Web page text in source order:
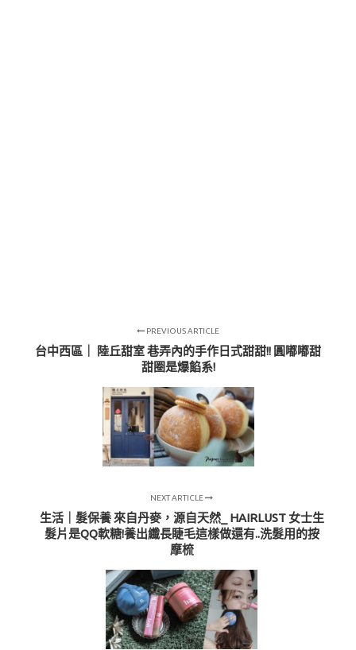
PREVIOUS ARTICLE
台中西區｜ 陸丘甜室 巷弄內的手作日式甜甜!! 圓嘟嘟甜
甜圈是爆餡系!
NEXT ARTICLE
生活｜髮保養 來自丹麥，源自天然_ HAIRLUST 女士生
髮片是QQ軟糖!養出纖長睫毛這樣做還有..洗髮用的按
摩梳